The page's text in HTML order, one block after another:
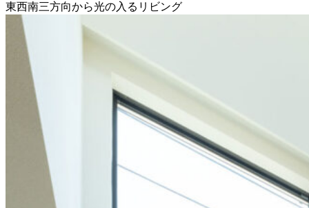
東西南三方向から光の入るリビング